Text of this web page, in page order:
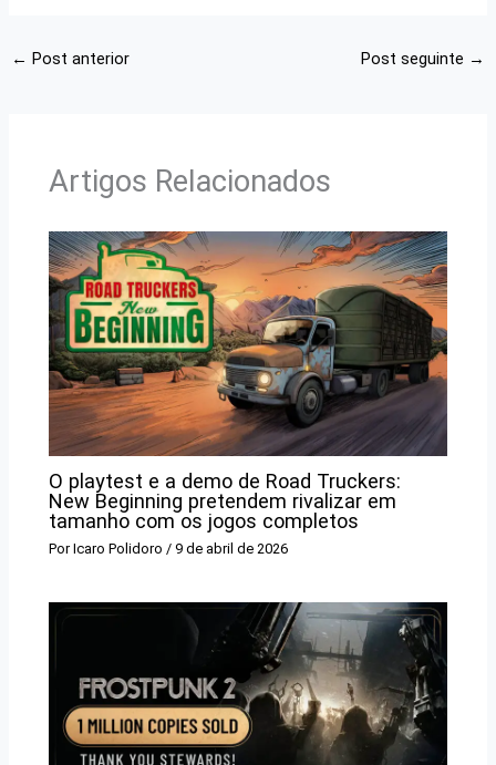
← Post anterior Post seguinte →
Artigos Relacionados
O playtest e a demo de Road Truckers:
New Beginning pretendem rivalizar em
tamanho com os jogos completos
PorIcaro Polidoro /9 de abril de 2026